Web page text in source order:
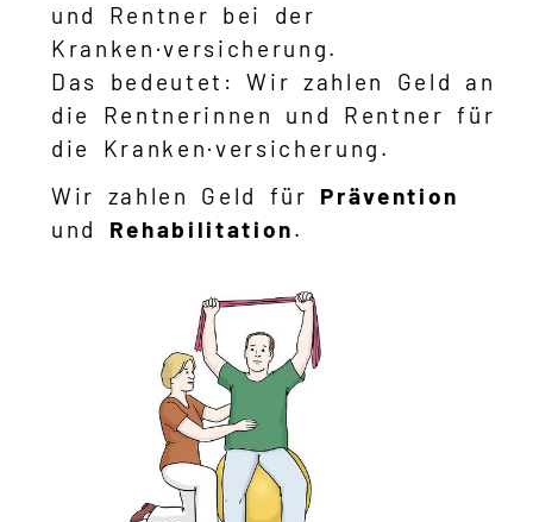
und Rentner bei der
Kranken·versicherung.
Das bedeutet: Wir zahlen Geld an
die Rentnerinnen und Rentner für
die Kranken·versicherung.
Wir zahlen Geld für Prävention
und Rehabilitation.